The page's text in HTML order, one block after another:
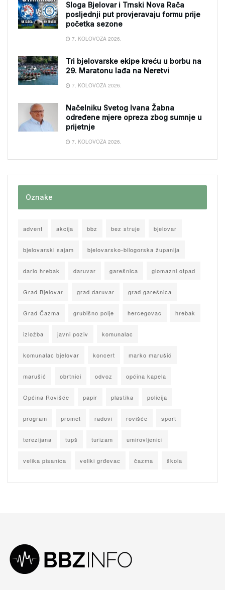
Sloga Bjelovar i Trnski Nova Rača
posljednji put provjeravaju formu prije
početka sezone
7. KOLOVOZA 2026.
Tri bjelovarske ekipe kreću u borbu na
29. Maratonu lađa na Neretvi
7. KOLOVOZA 2026.
Načelniku Svetog Ivana Žabna
određene mjere opreza zbog sumnje u
prijetnje
7. KOLOVOZA 2026.
Oznake
advent akcija bbz bez struje bjelovar
bjelovarski sajam bjelovarsko-bilogorska županija
dario hrebak daruvar garešnica glomazni otpad
Grad Bjelovar grad daruvar grad garešnica
Grad Čazma grubišno polje hercegovac hrebak
izložba javni poziv komunalac
komunalac bjelovar koncert marko marušić
marušić obrtnici odvoz općina kapela
Općina Rovišće papir plastika policija
program promet radovi rovišće sport
terezijana tupš turizam umirovljenici
velika pisanica veliki grđevac čazma škola